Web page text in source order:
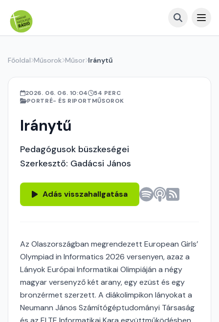
Főoldal Műsorok Műsor Iránytű
2026. 06. 06. 10:04
54 PERC
PORTRÉ- ÉS RIPORTMŰSOROK
Iránytű
Pedagógusok büszkeségei
Szerkesztő: Gadácsi János
Adás visszahallgatása
Az Olaszországban megrendezett European Girls’
Olympiad in Informatics 2026 versenyen, azaz a
Lányok Európai Informatikai Olimpiáján a négy
magyar versenyző két arany, egy ezüst és egy
bronzérmet szerzett. A diákolimpikon lányokat a
Neumann János Számítógéptudományi Társaság